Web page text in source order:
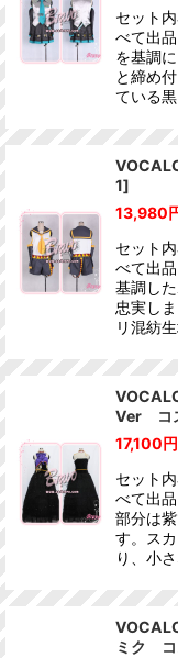
セット
べて出
を基調
と締め
ている
1]
13,980
セット
べて出
基調し
忠実し
リ混紡
Ver コ
17,100円
セット
べて出
部分は
す。ス
り、小
ミク コ